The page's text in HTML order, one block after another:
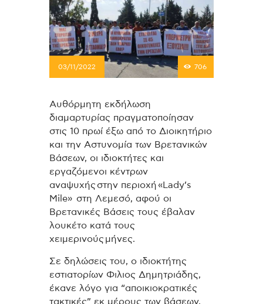
03/11/2022 706
Αυθόρμητη εκδήλωση
διαμαρτυρίας πραγματοποίησαν
στις 10 πρωί έξω από το Διοικητήριο
και την Αστυνομία των Βρετανικών
Βάσεων, οι ιδιοκτήτες και
εργαζόμενοι κέντρων
αναψυχής στην περιοχή «Lady’s
Mile» στη Λεμεσό, αφού οι
Βρετανικές Βάσεις τους έβαλαν
λουκέτο κατά τους
χειμερινούς μήνες.
Σε δηλώσεις του, ο ιδιοκτήτης
εστιατορίων Φιλιος Δημητριάδης,
έκανε λόγο για “αποικιοκρατικές
τακτικές” εκ μέρους των βάσεων,